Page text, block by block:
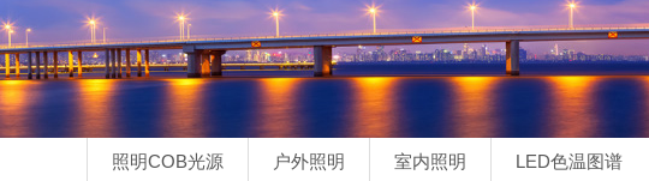
照明COB光源 户外照明 室内照明 LED色温图谱